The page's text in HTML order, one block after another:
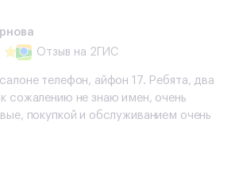
Отзыв на 2ГИС
телефон, айфон 17. Ребята, два
сожалению не знаю имен, очень
покупкой и обслуживанием очень